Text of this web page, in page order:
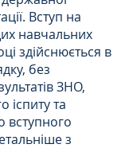
Вступ на
навчальних
здійснюється в
без
ЗНО,
іспиту та
вступного
з